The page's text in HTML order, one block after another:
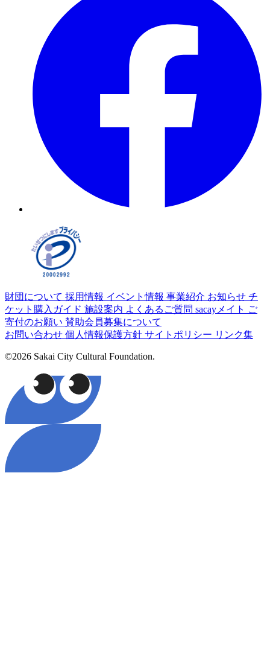
財団について 採用情報 イベント情報 事業紹介 お知らせ チ
ケット購入ガイド 施設案内 よくあるご質問 sacayメイト ご
寄付のお願い 賛助会員募集について
お問い合わせ 個人情報保護方針 サイトポリシー リンク集
©2026 Sakai City Cultural Foundation.